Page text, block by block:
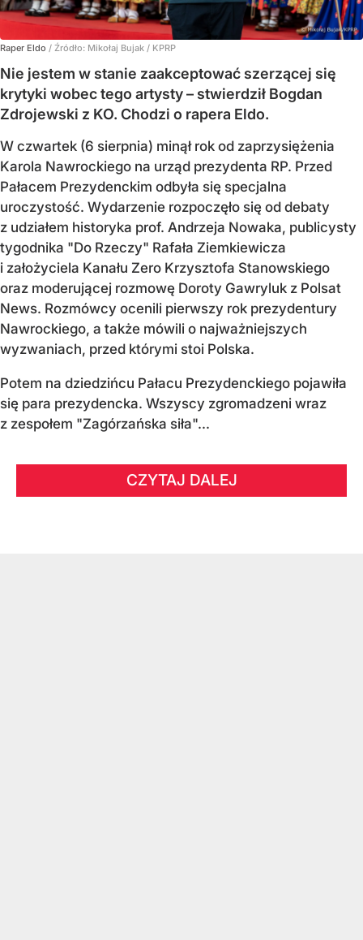
Raper Eldo / Źródło: Mikołaj Bujak / KPRP
Nie jestem w stanie zaakceptować szerzącej się
krytyki wobec tego artysty – stwierdził Bogdan
Zdrojewski z KO. Chodzi o rapera Eldo.
W czwartek (6 sierpnia) minął rok od zaprzysiężenia
Karola Nawrockiego na urząd prezydenta RP. Przed
Pałacem Prezydenckim odbyła się specjalna
uroczystość. Wydarzenie rozpoczęło się od debaty
z udziałem historyka prof. Andrzeja Nowaka, publicysty
tygodnika "Do Rzeczy" Rafała Ziemkiewicza
i założyciela Kanału Zero Krzysztofa Stanowskiego
oraz moderującej rozmowę Doroty Gawryluk z Polsat
News. Rozmówcy ocenili pierwszy rok prezydentury
Nawrockiego, a także mówili o najważniejszych
wyzwaniach, przed którymi stoi Polska.
Potem na dziedzińcu Pałacu Prezydenckiego pojawiła
się para prezydencka. Wszyscy zgromadzeni wraz
z zespołem "Zagórzańska siła"...
CZYTAJ DALEJ